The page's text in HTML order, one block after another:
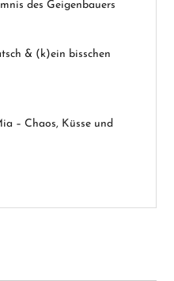
des Geigenbauers
& (k)ein bisschen
– Chaos, Küsse und